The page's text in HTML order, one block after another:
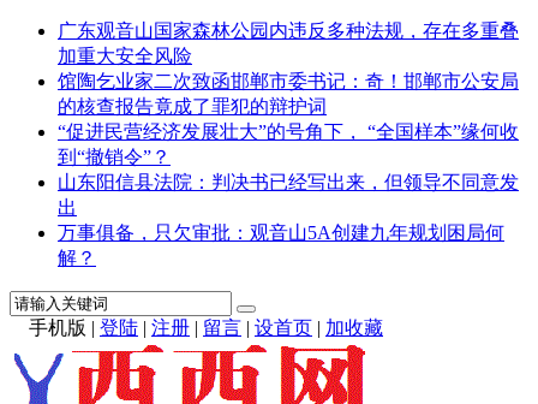
广东观音山国家森林公园内违反多种法规，存在多重叠
加重大安全风险
馆陶乞业家二次致函邯郸市委书记：奇！邯郸市公安局
的核查报告竟成了罪犯的辩护词
“促进民营经济发展壮大”的号角下， “全国样本”缘何收
到“撤销令”？
山东阳信县法院：判决书已经写出来，但领导不同意发
出
万事俱备，只欠审批：观音山5A创建九年规划困局何
解？
手机版 | 登陆 | 注册 | 留言 | 设首页 | 加收藏